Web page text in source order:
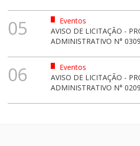
05
Eventos
AVISO DE LICITAÇÃO -
ADMINISTRATIVO N°
06
Eventos
AVISO DE LICITAÇÃO -
ADMINISTRATIVO N°